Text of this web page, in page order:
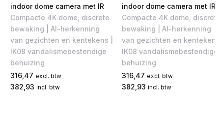
indoor dome camera met IR
Compacte 4K dome, discrete
bewaking | AI-herkenning
van gezichten en kentekens |
IK08 vandalismebestendige
behuizing
316,47 excl. btw
382,93 incl. btw
indoor dome camera met IR
Compacte 4K dome,
bewaking | AI-herkenning
van gezichten en
IK08 vandalismebestendige
behuizing
316,47 excl. btw
382,93 incl. btw